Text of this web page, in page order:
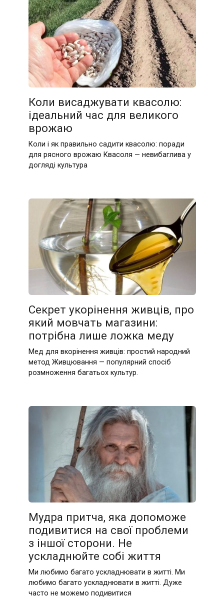
Коли висаджувати квасолю:
ідеальний час для великого
врожаю
Коли і як правильно садити квасолю: поради
для рясного врожаю Квасоля — невибаглива у
догляді культура
Секрет укорінення живців, про
який мовчать магазини:
потрібна лише ложка меду
Мед для вкорінення живців: простий народний
метод Живцювання — популярний спосіб
розмноження багатьох культур.
Мудра притча, яка допоможе
подивитися на свої проблеми
з іншої сторони. Не
ускладнюйте собі життя
Ми любимо багато ускладнювати в житті. Ми
любимо багато ускладнювати в житті. Дуже
часто не можемо подивитися